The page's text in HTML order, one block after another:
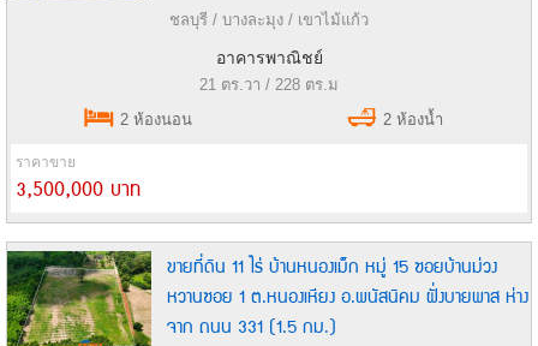
ชลบุรี / บางละมุง / เขาไม้แก้ว
อาคารพาณิชย์
21 ตร.วา / 228 ตร.ม
2 ห้องนอน
2 ห้องน้ำ
ราคาขาย
3,500,000 บาท
ขายที่ดิน 11 ไร่ บ้านหนองเม็ก หมู่ 15 ซอยบ้านม่วง
หวานซอย 1 ต.หนองเหียง อ.พนัสนิคม ฝั่งบายพาส ห่าง
จาก ถนน 331 (1.5 กม.)